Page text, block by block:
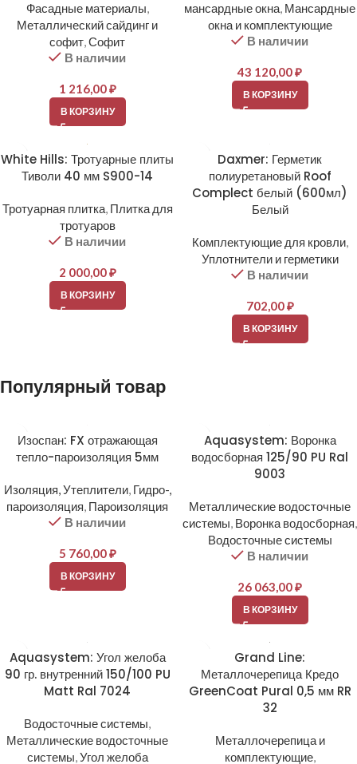
Фасадные материалы,
Металлический сайдинг и
софит,Софит
В наличии
1 216,00₽
В КОРЗИНУ
мансардные окна, Мансардные
окна и комплектующие
В наличии
43 120,00₽
В КОРЗИНУ
White Hills: Тротуарные плиты
Тиволи 40 мм S900-14
Тротуарная плитка, Плитка для
тротуаров
В наличии
2 000,00₽
В КОРЗИНУ
Daxmer: Герметик
полиуретановый Roof
Complect белый (600мл)
Белый
Комплектующие для кровли,
Уплотнители и герметики
В наличии
702,00₽
В КОРЗИНУ
Популярный товар
Изоспан: FX отражающая
тепло-пароизоляция 5мм
Изоляция, Утеплители, Гидро-,
пароизоляция, Пароизоляция
В наличии
5 760,00₽
В КОРЗИНУ
Aquasystem: Воронка
водосборная 125/90 PU Ral
9003
Металлические водосточные
системы, Воронка водосборная,
Водосточные системы
В наличии
26 063,00₽
В КОРЗИНУ
Aquasystem: Угол желоба
90 гр. внутренний 150/100 PU
Matt Ral 7024
Водосточные системы,
Металлические водосточные
системы,Угол желоба
Grand Line:
Металлочерепица Кредо
GreenCoat Pural 0,5 мм RR
32
Металлочерепица и
комплектующие,